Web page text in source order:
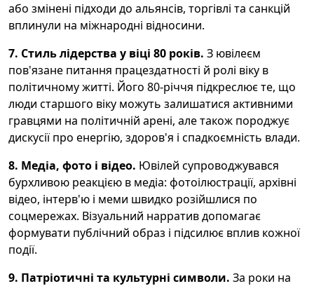
або змінені підходи до альянсів, торгівлі та санкцій
вплинули на міжнародні відносини.
7. Стиль лідерства у віці 80 років. З ювілеєм
пов'язане питання працездатності й ролі віку в
політичному житті. Його 80-річчя підкреслює те, що
люди старшого віку можуть залишатися активними
гравцями на політичній арені, але також породжує
дискусії про енергію, здоров'я і спадкоємність влади.
8. Медіа, фото і відео. Ювілей супроводжувався
бурхливою реакцією в медіа: фотоілюстрації, архівні
відео, інтерв'ю і меми швидко розійшлися по
соцмережах. Візуальний нарратив допомагає
формувати публічний образ і підсилює вплив кожної
події.
9. Патріотичні та культурні символи. За роки на